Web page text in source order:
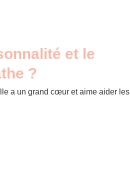
et le
?
a un grand cœur et aime aider les